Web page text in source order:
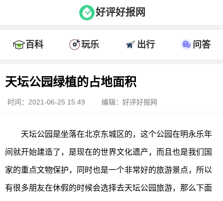
好评好报网
百科 玩乐 出行 问答
天坛公园绿植的占地面积
时间：2021-06-25 15:49 编辑：好评好报网
天坛公园是坐落在北京东城区的，这个公园在明永乐年
间就开始建造了，是现在的世界文化遗产，而且也是我们国
家的重点文物保护，同时也是一个非常好的旅游景点，所以
有很多朋友在休假的时候会选择去天坛公园旅游，那么下面